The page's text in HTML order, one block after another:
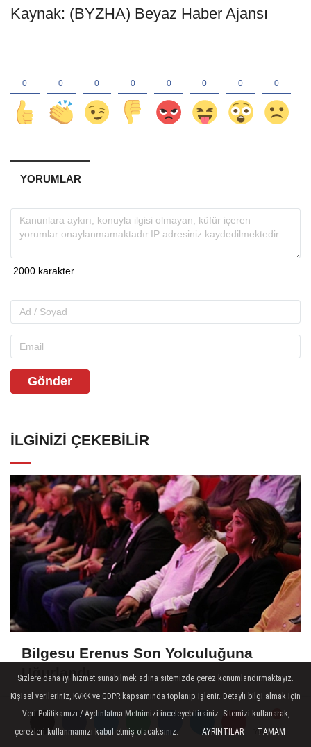
Yorumlar
Yorumlar
Kaynak: (BYZHA) Beyaz Haber Ajansı
YORUMLAR
Gönder
İLGINIZI ÇEKEBILIR
Bilgesu Erenus Son Yolculuğuna
Uğurlandı
Sizlere daha iyi hizmet sunabilmek adına sitemizde çerez konumlandırmaktayız.
Kişisel verileriniz, KVKK ve GDPR kapsamında toplanıp işlenir. Detaylı bilgi almak için
Veri Politikamızı / Aydınlatma Metnimizi inceleyebilirsiniz. Sitemizi kullanarak,
çerezleri kullanmamızı kabul etmiş olacaksınız.
AYRINTILAR TAMAM